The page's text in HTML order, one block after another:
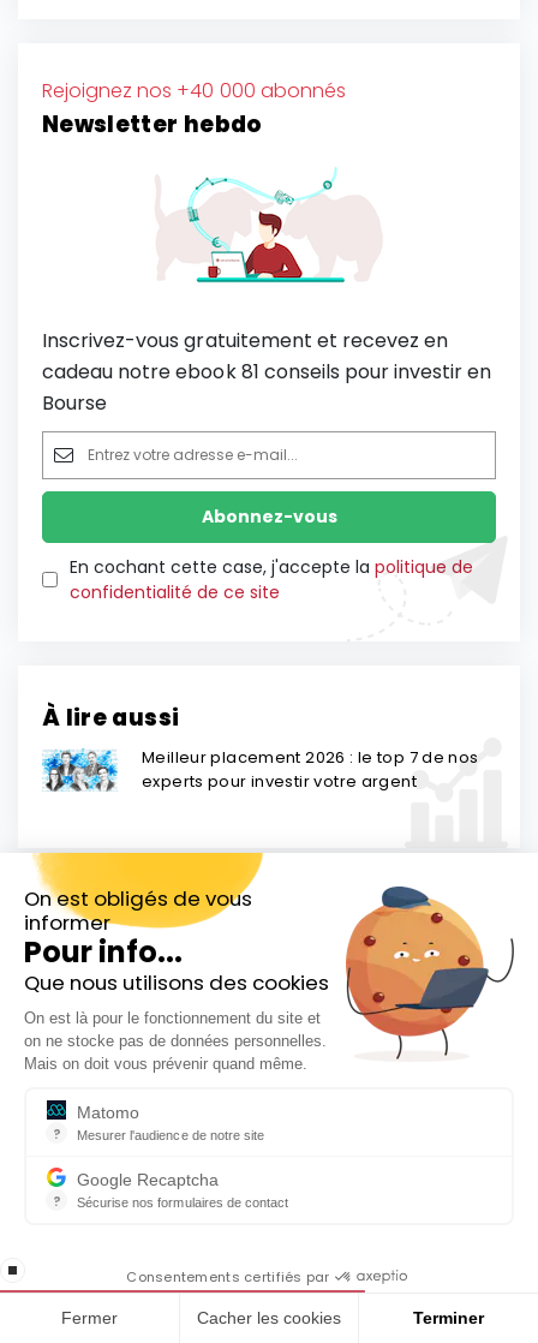
On est obligés de vous
informer
Pour info...
Que nous utilisons des cookies
On est là pour le fonctionnement du site et
on ne stocke pas de données personnelles.
Mais on doit vous prévenir quand même.
?
Matomo
Mesurer l'audience de notre site
?
Google Recaptcha
Sécurise nos formulaires de contact
stop loading Consentements certifiés par
Fermer Cacher les cookies Terminer
Rejoignez nos +40 000 abonnés
Newsletter hebdo
Inscrivez-vous gratuitement et recevez en
cadeau notre ebook 81 conseils pour investir en
Bourse
En cochant cette case, j'accepte la politique de
confidentialité de ce site
À lire aussi
Meilleur placement 2026 : le top 7 de nos
experts pour investir votre argent
Comment investir en Bourse avec
les ETF ou trackers ?
Inscrivez-vous gratuitement à
notre Newsletter hebdo
En cadeau notre ebook
politique de confidentialité de ce site